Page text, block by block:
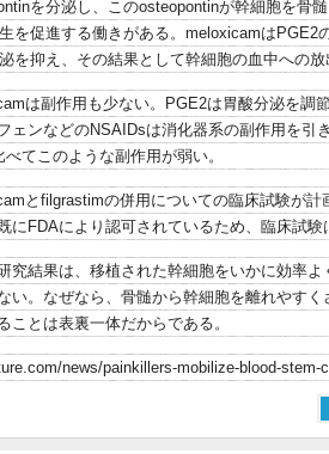
を分泌し、このosteopontinが幹細胞を骨
を促進する働きがある。meloxicamはPGE2
を抑え、その結果として幹細胞の血中への放
は副作用も少ない。PGE2は胃酸分泌を調
ェンなどのNSAIDsは消化器系の副作用を引
てこのような副作用が弱い。
とfilgrastimの併用についての臨床試験が
にFDAにより認可されているため、臨床試験
究結果は、移植された幹細胞をいかに効率
い。なぜなら、骨髄から幹細胞を離れやす
ことは表裏一体だからである。
news/painkillers-mobilize-blood-stem-